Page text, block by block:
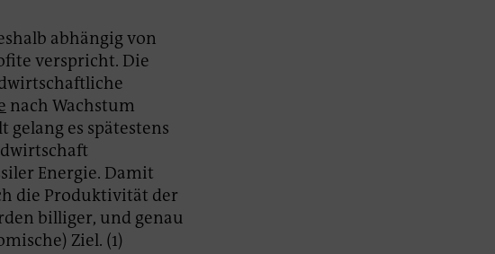
abhängig von
verspricht. Die
nach Wachstum
es spätestens
Energie. Damit
die Produktivität der
billiger, und genau
Ziel. (1)